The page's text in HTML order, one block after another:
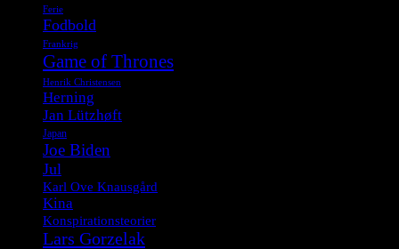
Ferie
Fodbold
Frankrig
Game of Thrones
Henrik Christensen
Herning
Jan Lützhøft
Japan
Joe Biden
Jul
Karl Ove Knausgård
Kina
Konspirationsteorier
Lars Gorzelak